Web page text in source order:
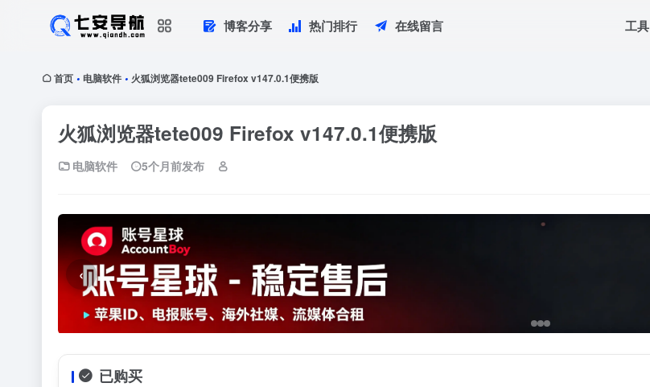
博客分享 热门排行 在线留言 工具
首页 • 电脑软件 • 火狐浏览器tete009 Firefox v147.0.1便携版
火狐浏览器tete009 Firefox v147.0.1便携版
电脑软件 5个月前发布
‹
已购买